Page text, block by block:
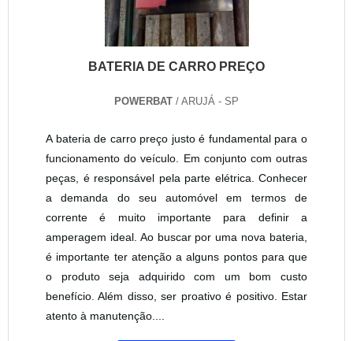
BATERIA DE CARRO PREÇO
POWERBAT / ARUJÁ - SP
A bateria de carro preço justo é fundamental para o
funcionamento do veículo. Em conjunto com outras
peças, é responsável pela parte elétrica. Conhecer
a demanda do seu automóvel em termos de
corrente é muito importante para definir a
amperagem ideal. Ao buscar por uma nova bateria,
é importante ter atenção a alguns pontos para que
o produto seja adquirido com um bom custo
benefício. Além disso, ser proativo é positivo. Estar
atento à manutenção....